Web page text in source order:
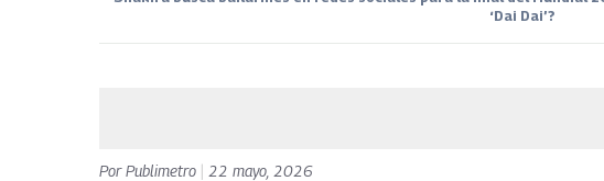
‘Dai Dai’?
PorPublimetro 22 mayo, 2026